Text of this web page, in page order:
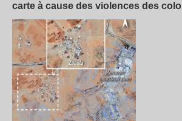
carte à cause des violences des